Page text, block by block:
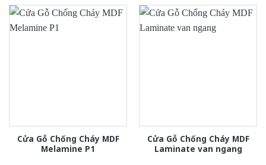
Cửa Gỗ Chống Cháy MDF
Melamine P1
Cửa Gỗ Chống Cháy MDF
Laminate van ngang